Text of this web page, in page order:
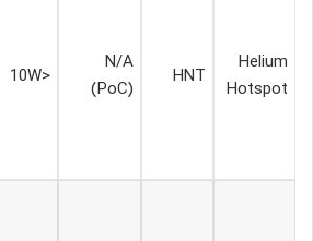
Helium
Hotspot
HNT
N/A
(PoC)
<10W